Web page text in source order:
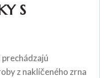
S
z naklíčeného zrna